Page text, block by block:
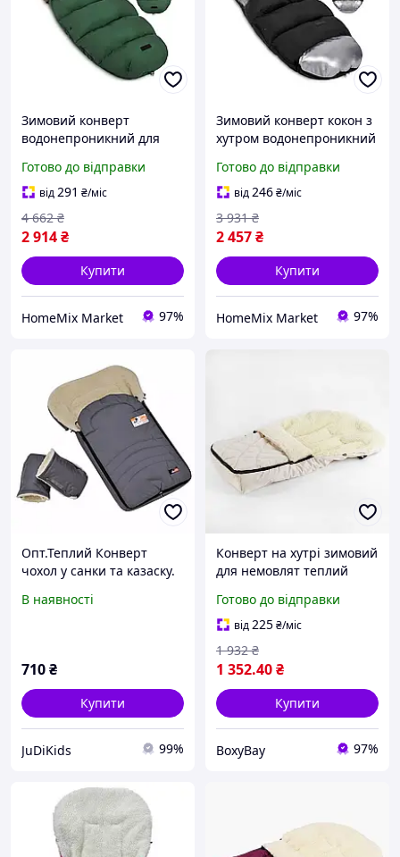
Зимовий конверт
водонепроникний для
см Elmi
Готово до відправки
від291 ₴/міс
2 914₴
4 662 ₴
Купити
HomeMix Market 97%
Зимовий конверт кокон з
хутром водонепроникний
Ricokids
Готово до відправки
від246₴/міс
2 457₴
3 931 ₴
Купити
HomeMix Market 97%
Опт.Теплий Конверт
чохол у санки та казаску.
For Kids
В наявності
710₴
Купити
JuDiKids 99%
Конверт на хутрі зимовий
для немовлят теплий
візочок хутряний чохол
для прогулянок малюка
Готово до відправки
від225₴/міс
1 352.40₴
1 932 ₴
Купити
BoxyBay 97%